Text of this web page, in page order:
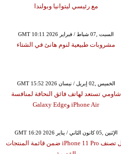
مع رئيسي ليتوانيا وبولندا
GMT 10:11 2026 السبت ,07 شباط / فبراير
مشروبات طبيعية لنوم هانئ في الشتاء
GMT 15:52 2026 الخميس ,02 إبريل / نيسان
شاومي تستعد لهاتف فائق النحافة لمنافسة
iPhone Air وGalaxy Edge
GMT 16:20 2026 الإثنين ,05 كانون الثاني / يناير
آبل تصنف iPhone 11 Pro ضمن قائمة المنتجات